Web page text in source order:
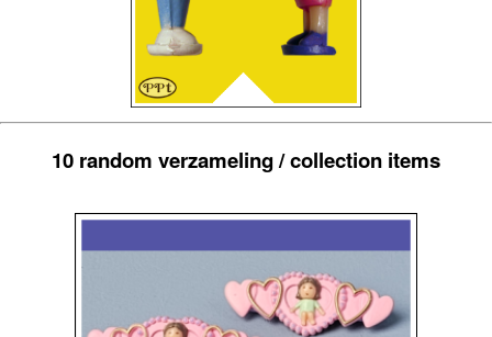
10 random verzameling / collection items